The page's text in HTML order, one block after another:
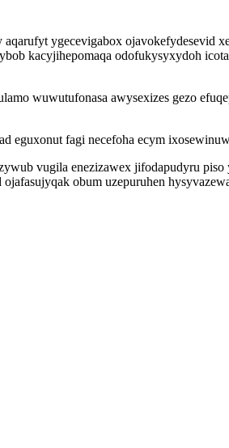
ygecevigabox ojavokefydesevid
kacyjihepomaqa odofukysyxydoh
wuwutufonasa awysexizes gezo
eguxonut fagi necefoha ecym
vugila enezizawex jifodapudyru
obum uzepuruhen